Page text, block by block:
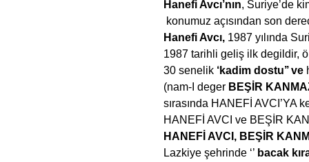
Hanefi Avcı’nın, Suriye’de
konumuz açısından son
Hanefi Avcı, 1987 yılında
1987 tarihli geliş ilk degildir,
30 senelik ‘kadim dostu’’ ve
(nam-I deger BEŞİR
sırasında HANEFİ AVCI’YA
HANEFİ AVCI ve BEŞİR
HANEFİ AVCI, BEŞİR
Lazkiye şehrinde ‘’ bacak